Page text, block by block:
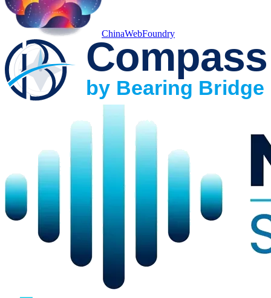
ChinaWebFoundry